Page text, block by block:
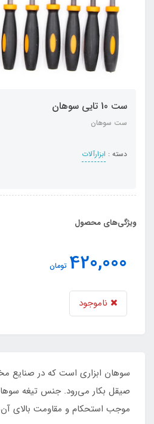
ست 10 تایی سوهان
ست سوهان
دسته : ابزارآلات
ویژگی‌های محصول
420,000 تومان
ناموجود
سوهان ابزاری است که در صنایع
صیقل بکار می‌رود. جنس تیغه
موجب استحکام و مقاومت بالای